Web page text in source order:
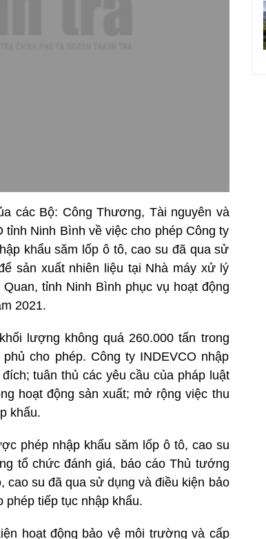
các Bộ: Công Thương, Tài nguyên và
Ninh Bình về việc cho phép Công ty
khẩu săm lốp ô tô, cao su đã qua sử
sản xuất nhiên liệu tại Nhà máy xử lý
tỉnh Ninh Bình phục vụ hoạt động
2021.
lượng không quá 260.000 tấn trong
cho phép. Công ty INDEVCO nhập
tuân thủ các yêu cầu của pháp luật
hoạt động sản xuất; mở rộng việc thu
khẩu.
phép nhập khẩu săm lốp ô tô, cao su
tổ chức đánh giá, báo cáo Thủ tướng
cao su đã qua sử dụng và điều kiện bảo
tiếp tục nhập khẩu.
hoạt động bảo vệ môi trường và cấp